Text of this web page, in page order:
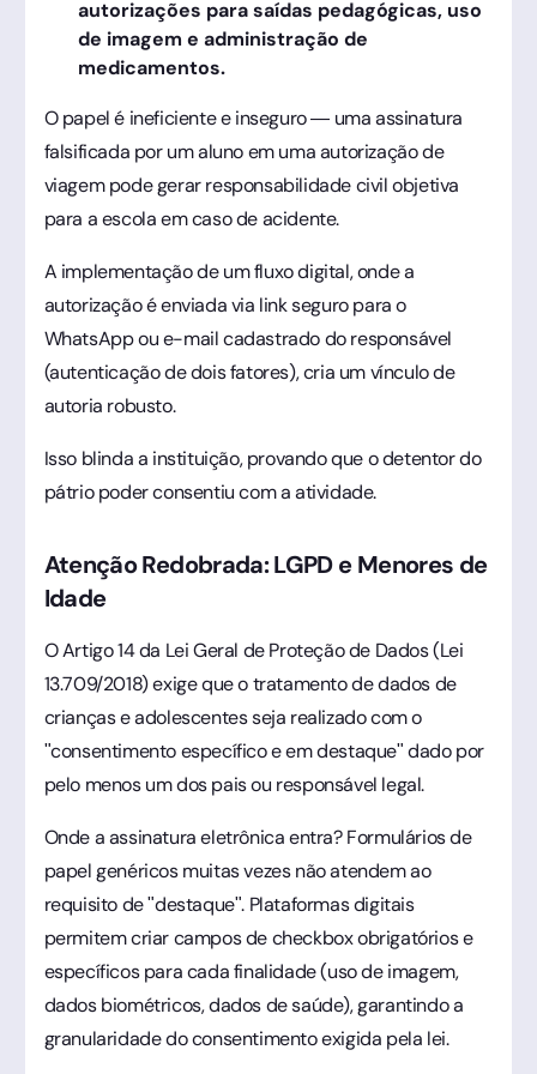
autorizações para saídas pedagógicas, uso
de imagem e administração de
medicamentos.
O papel é ineficiente e inseguro — uma assinatura
falsificada por um aluno em uma autorização de
viagem pode gerar responsabilidade civil objetiva
para a escola em caso de acidente.
A implementação de um fluxo digital, onde a
autorização é enviada via link seguro para o
WhatsApp ou e-mail cadastrado do responsável
(autenticação de dois fatores), cria um vínculo de
autoria robusto.
Isso blinda a instituição, provando que o detentor do
pátrio poder consentiu com a atividade.
Atenção Redobrada: LGPD e Menores de
Idade
O Artigo 14 da Lei Geral de Proteção de Dados (Lei
13.709/2018) exige que o tratamento de dados de
crianças e adolescentes seja realizado com o
"consentimento específico e em destaque" dado por
pelo menos um dos pais ou responsável legal.
Onde a assinatura eletrônica entra? Formulários de
papel genéricos muitas vezes não atendem ao
requisito de "destaque". Plataformas digitais
permitem criar campos de checkbox obrigatórios e
específicos para cada finalidade (uso de imagem,
dados biométricos, dados de saúde), garantindo a
granularidade do consentimento exigida pela lei.